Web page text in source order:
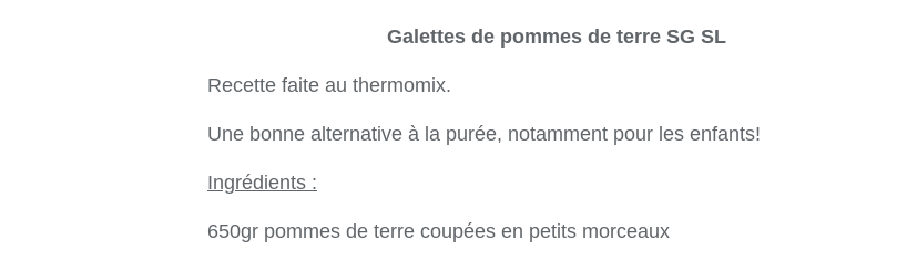
Galettes de pommes de terre SG SL
Recette faite au thermomix.
Une bonne alternative à la purée, notamment pour les enfants!
Ingrédients :
650gr pommes de terre coupées en petits morceaux